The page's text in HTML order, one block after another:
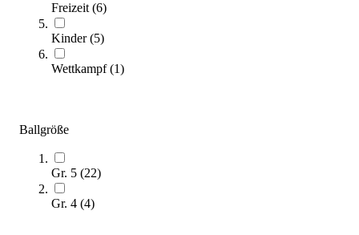
Freizeit (6)
Kinder(5)
Wettkampf(1)
Ballgröße
Gr. 5 (22)
Gr. 4 (4)
Molten® Volleyball V5M9000 T
73,00 €